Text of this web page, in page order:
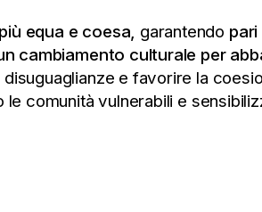
equa e coesa, garantendo
cambiamento culturale per
e favorire la
le comunità vulnerabili e